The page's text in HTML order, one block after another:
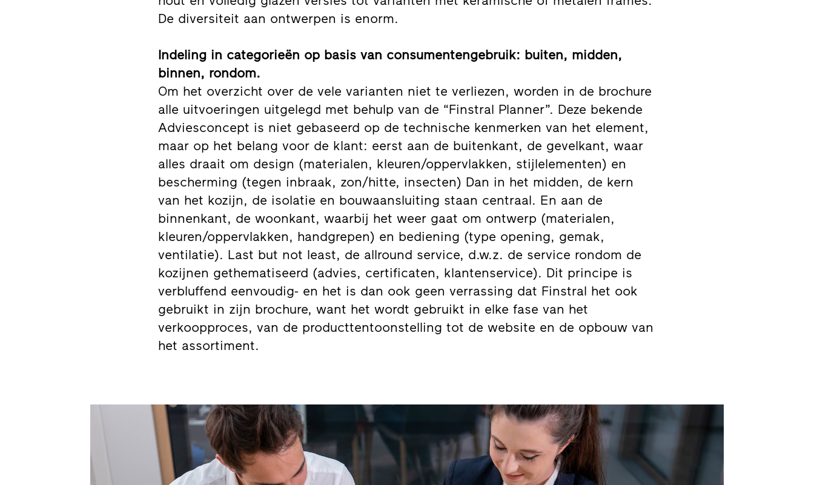
De diversiteit aan ontwerpen is enorm.
Indeling in categorieën op basis van consumentengebruik: buiten, midden,
binnen, rondom.
Om het overzicht over de vele varianten niet te verliezen, worden in de brochure
alle uitvoeringen uitgelegd met behulp van de “Finstral Planner”. Deze bekende
Adviesconcept is niet gebaseerd op de technische kenmerken van het element,
maar op het belang voor de klant: eerst aan de buitenkant, de gevelkant, waar
alles draait om design (materialen, kleuren/oppervlakken, stijlelementen) en
bescherming (tegen inbraak, zon/hitte, insecten) Dan in het midden, de kern
van het kozijn, de isolatie en bouwaansluiting staan centraal. En aan de
binnenkant, de woonkant, waarbij het weer gaat om ontwerp (materialen,
kleuren/oppervlakken, handgrepen) en bediening (type opening, gemak,
ventilatie). Last but not least, de allround service, d.w.z. de service rondom de
kozijnen gethematiseerd (advies, certificaten, klantenservice). Dit principe is
verbluffend eenvoudig- en het is dan ook geen verrassing dat Finstral het ook
gebruikt in zijn brochure, want het wordt gebruikt in elke fase van het
verkoopproces, van de producttentoonstelling tot de website en de opbouw van
het assortiment.